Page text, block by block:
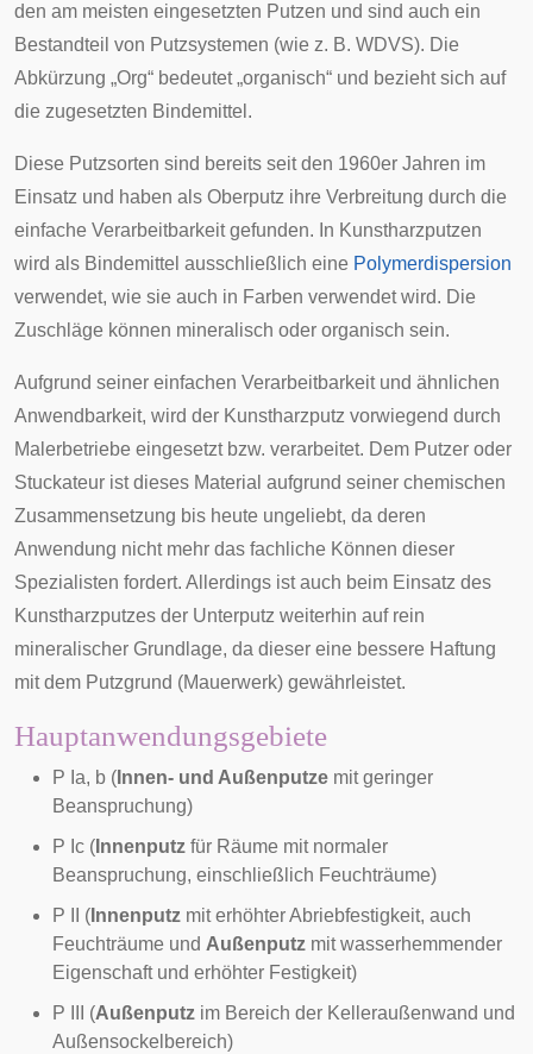
den am meisten eingesetzten Putzen und sind auch ein
Bestandteil von Putzsystemen (wie z. B. WDVS). Die
Abkürzung „Org“ bedeutet „organisch“ und bezieht sich auf
die zugesetzten Bindemittel.
Diese Putzsorten sind bereits seit den 1960er Jahren im
Einsatz und haben als Oberputz ihre Verbreitung durch die
einfache Verarbeitbarkeit gefunden. In Kunstharzputzen
wird als Bindemittel ausschließlich eine Polymerdispersion
verwendet, wie sie auch in Farben verwendet wird. Die
Zuschläge können mineralisch oder organisch sein.
Aufgrund seiner einfachen Verarbeitbarkeit und ähnlichen
Anwendbarkeit, wird der Kunstharzputz vorwiegend durch
Malerbetriebe eingesetzt bzw. verarbeitet. Dem Putzer oder
Stuckateur ist dieses Material aufgrund seiner chemischen
Zusammensetzung bis heute ungeliebt, da deren
Anwendung nicht mehr das fachliche Können dieser
Spezialisten fordert. Allerdings ist auch beim Einsatz des
Kunstharzputzes der Unterputz weiterhin auf rein
mineralischer Grundlage, da dieser eine bessere Haftung
mit dem Putzgrund (Mauerwerk) gewährleistet.
Hauptanwendungsgebiete
P Ia, b ( Innen- und Außenputze mit geringer
Beanspruchung)
P Ic ( Innenputz für Räume mit normaler
Beanspruchung, einschließlich Feuchträume)
P II ( Innenputz mit erhöhter Abriebfestigkeit, auch
Feuchträume und Außenputz mit wasserhemmender
Eigenschaft und erhöhter Festigkeit)
P III (Außenputz im Bereich der Kelleraußenwand und
Außensockelbereich)